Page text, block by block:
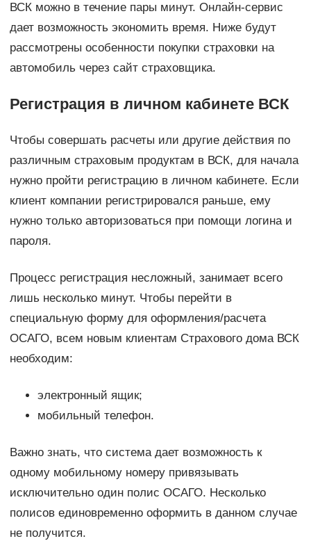
ВСК можно в течение пары минут. Онлайн-сервис
дает возможность экономить время. Ниже будут
рассмотрены особенности покупки страховки на
автомобиль через сайт страховщика.
Регистрация в личном кабинете ВСК
Чтобы совершать расчеты или другие действия по
различным страховым продуктам в ВСК, для начала
нужно пройти регистрацию в личном кабинете. Если
клиент компании регистрировался раньше, ему
нужно только авторизоваться при помощи логина и
пароля.
Процесс регистрация несложный, занимает всего
лишь несколько минут. Чтобы перейти в
специальную форму для оформления/расчета
ОСАГО, всем новым клиентам Страхового дома ВСК
необходим:
электронный ящик;
мобильный телефон.
Важно знать, что система дает возможность к
одному мобильному номеру привязывать
исключительно один полис ОСАГО. Несколько
полисов единовременно оформить в данном случае
не получится.